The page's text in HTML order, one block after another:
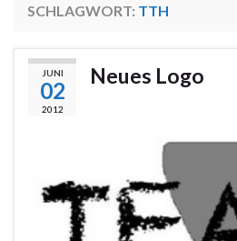
SCHLAGWORT: TTH
JUNI
02
2012
Neues Logo